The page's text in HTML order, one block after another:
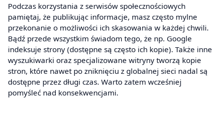
Podczas korzystania z serwisów społecznościowych
pamiętaj, że publikując informacje, masz często mylne
przekonanie o możliwości ich skasowania w każdej chwili.
Bądź przede wszystkim świadom tego, że np. Google
indeksuje strony (dostępne są często ich kopie). Także inne
wyszukiwarki oraz specjalizowane witryny tworzą kopie
stron, które nawet po zniknięciu z globalnej sieci nadal są
dostępne przez długi czas. Warto zatem wcześniej
pomyśleć nad konsekwencjami.